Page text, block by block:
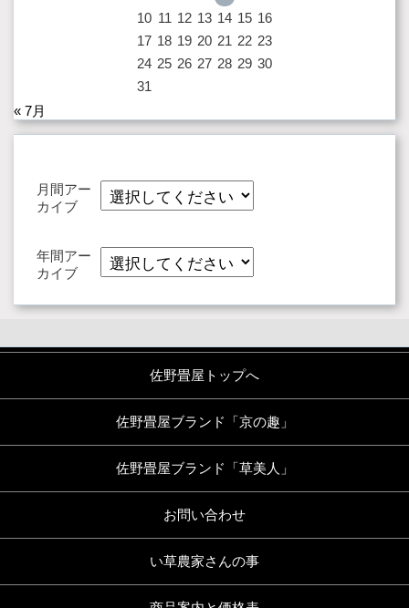
10 11 12 13 14 15 16
17 18 19 20 21 22 23
24 25 26 27 28 29 30
31
« 7月
月間アー
カイブ
年間アー
カイブ
佐野畳屋トップへ
佐野畳屋ブランド「京の趣」
佐野畳屋ブランド「草美人」
お問い合わせ
い草農家さんの事